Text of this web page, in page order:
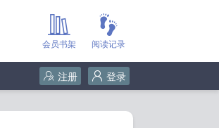
阅读记录
会员书架
登录
注册